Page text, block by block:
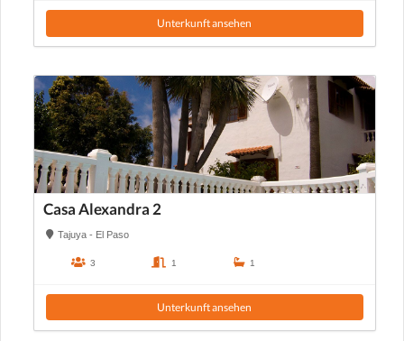
Unterkunft ansehen
Casa Alexandra 2
Tajuya - El Paso
3 1 1
Unterkunft ansehen